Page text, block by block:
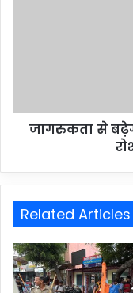
जागरुकता से
Related Articles